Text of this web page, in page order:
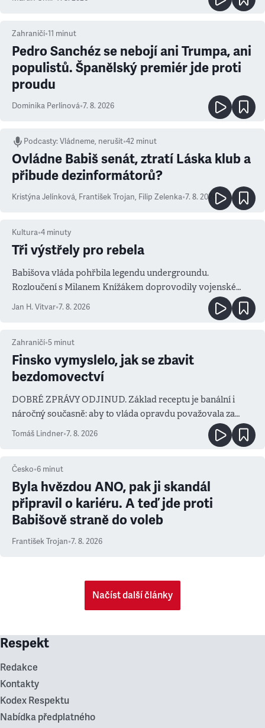
Zahraničí•11 minut
Pedro Sanchéz se nebojí ani Trumpa, ani
populistů. Španělský premiér jde proti
proudu
Dominika Perlínová•7. 8. 2026
Podcasty:Vládneme, nerušit•42 minut
Ovládne Babiš senát, ztratí Láska klub a
přibude dezinformátorů?
Kristýna Jelínková, František Trojan, Filip Zelenka•7. 8. 2026
Kultura•4 minuty
Tři výstřely pro rebela
Babišova vláda pohřbila legendu undergroundu.
Rozloučení s Milanem Knížákem doprovodily vojenské
salvy i kritika pokrokářů
Jan H. Vitvar•7. 8. 2026
Zahraničí•5 minut
Finsko vymyslelo, jak se zbavit
bezdomovectví
DOBRÉ ZPRÁVY ODJINUD. Základ receptu je banální i
náročný současně: aby to vláda opravdu považovala za
prioritu
Tomáš Lindner•7. 8. 2026
Česko•6 minut
Byla hvězdou ANO, pak ji skandál
připravil o kariéru. A teď jde proti
Babišově straně do voleb
František Trojan•7. 8. 2026
Načíst další články
Respekt
Redakce
Kontakty
Kodex Respektu
Nabídka předplatného